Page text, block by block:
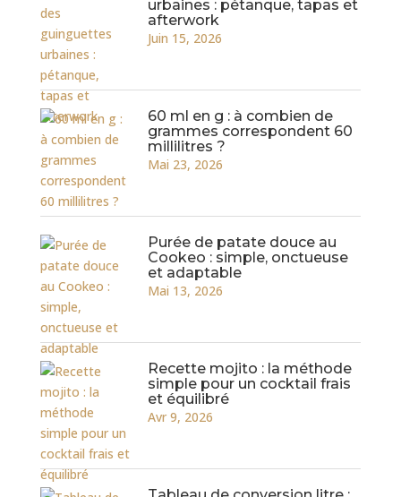
urbaines : pétanque, tapas et
afterwork
Juin 15, 2026
60 ml en g : à combien de
grammes correspondent 60
millilitres ?
Mai 23, 2026
Purée de patate douce au
Cookeo : simple, onctueuse
et adaptable
Mai 13, 2026
Recette mojito : la méthode
simple pour un cocktail frais
et équilibré
Avr 9, 2026